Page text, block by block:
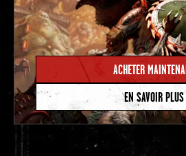
studio,” explique Johnmichael
programmeur senior. “Miss
bienveillance et de soin, je n'ai
autre entreprise ou dans une
“J'ai travaillé avec Miss Donna
jour pendant ma première
Peter Sokal, concepteur de jeu
vraiment aidé à rencontrer des
ACHETER
EN SAVOIR PLUS